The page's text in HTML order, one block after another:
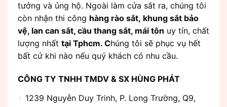
tưởng và ủng hộ. Ngoài làm cửa sắt ra, chúng tôi
còn nhận thi công hàng rào sắt, khung sắt bảo
vệ, lan can sắt, cầu thang sắt, mái tôn uy tín, chất
lượng nhất tại Tphcm. Chúng tôi sẽ phục vụ hết
bất cứ khi nào nếu quý khách có nhu cầu.
CÔNG TY TNHH TMDV & SX HÙNG PHÁT
1239 Nguyễn Duy Trinh, P. Long Trường, Q9,